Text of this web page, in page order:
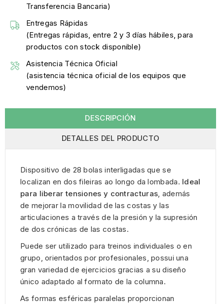
Transferencia Bancaria)
Entregas Rápidas
(Entregas rápidas, entre 2 y 3 días hábiles, para
productos con stock disponible)
Asistencia Técnica Oficial
(asistencia técnica oficial de los equipos que
vendemos)
DESCRIPCIÓN
DETALLES DEL PRODUCTO
Dispositivo de 28 bolas interligadas que se
localizan en dos fileiras ao longo da lombada. Ideal
para liberar tensiones y contracturas, además
de mejorar la movilidad de las costas y las
articulaciones a través de la presión y la supresión
de dos crónicas de las costas.
Puede ser utilizado para treinos individuales o en
grupo, orientados por profesionales, possui una
gran variedad de ejercicios gracias a su diseño
único adaptado al formato de la columna.
As formas esféricas paralelas proporcionan